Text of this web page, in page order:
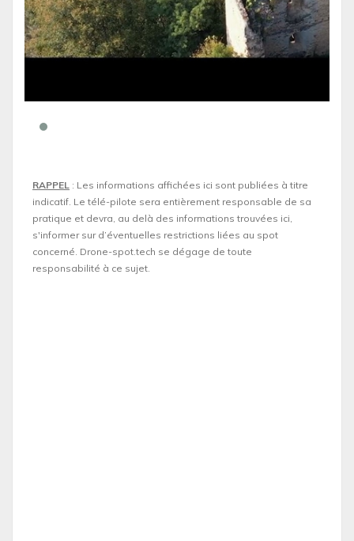
RAPPEL : Les informations affichées ici sont publiées à titre
indicatif. Le télé-pilote sera entièrement responsable de sa
pratique et devra, au delà des informations trouvées ici,
s'informer sur d’éventuelles restrictions liées au spot
concerné. Drone-spot.tech se dégage de toute
responsabilité à ce sujet.